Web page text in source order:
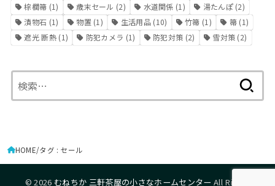
棕櫚箒 (1) 歳末セール (2) 水道関係 (1) 湯たんぽ(2)
漬物石 (1) 物置 (1) 生活用品(10) 竹箒 (1) 箒(1)
遮光 断熱(1) 防犯カメラ (1) 防犯対策 (2) 雪対策 (2)
索:
HOME タグ : セール
© 2026 むねちか 三軒茶屋の小さなホームセンター All Rights